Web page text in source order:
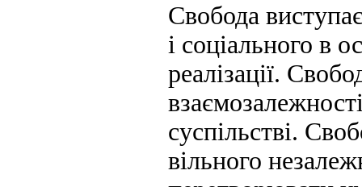
Свобода
і соціального в
реалізації.
суспільстві.
вільного